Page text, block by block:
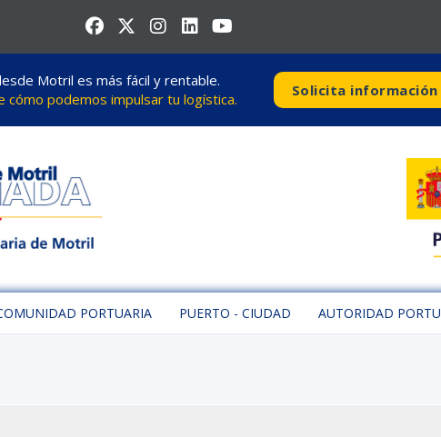
Motril es más fácil y rentable.
cómo podemos impulsar tu logística.
Solicita
PORTUARIA PUERTO - CIUDAD AUTORIDAD